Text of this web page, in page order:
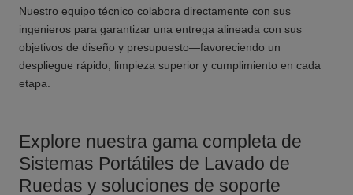
Nuestro equipo técnico colabora directamente con sus
ingenieros para garantizar una entrega alineada con sus
objetivos de diseño y presupuesto—favoreciendo un
despliegue rápido, limpieza superior y cumplimiento en cada
etapa.
Explore nuestra gama completa de
Sistemas Portátiles de Lavado de
Ruedas y soluciones de soporte